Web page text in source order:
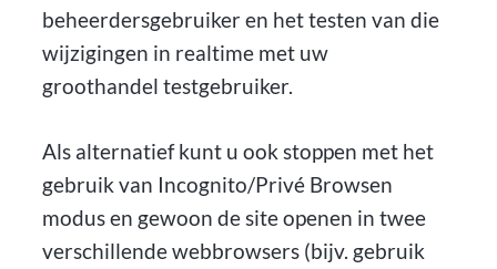
beheerdersgebruiker en het testen van die
wijzigingen in realtime met uw
groothandel testgebruiker.
Als alternatief kunt u ook stoppen met het
gebruik van Incognito/Privé Browsen
modus en gewoon de site openen in twee
verschillende webbrowsers (bijv. gebruik